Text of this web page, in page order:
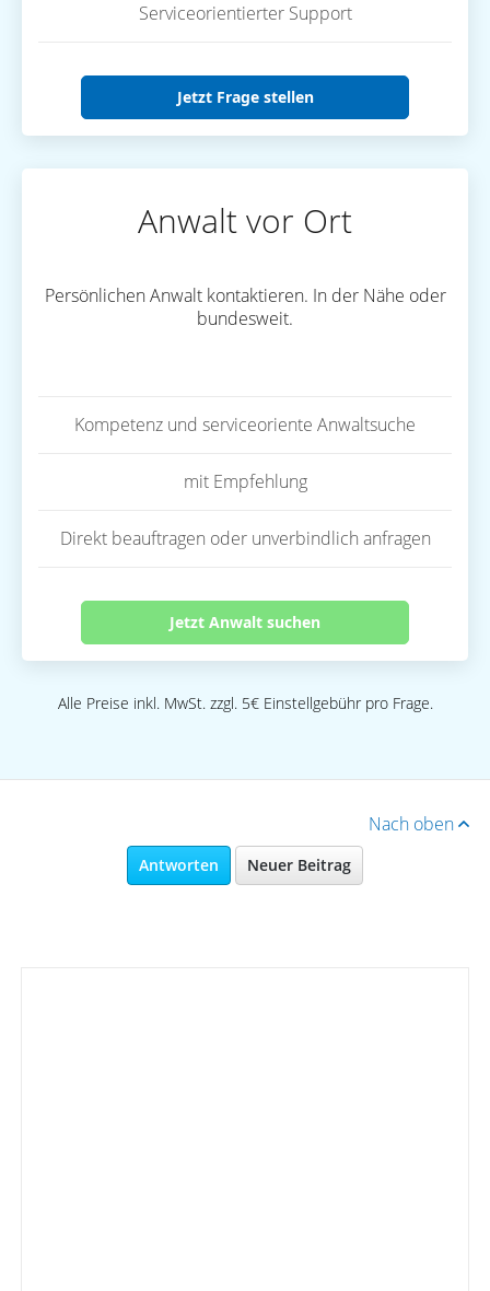
Serviceorientierter Support
Jetzt Frage stellen
Anwalt vor Ort
Persönlichen Anwalt kontaktieren. In der Nähe oder
bundesweit.
Kompetenz und serviceoriente Anwaltsuche
mit Empfehlung
Direkt beauftragen oder unverbindlich anfragen
Jetzt Anwalt suchen
Alle Preise inkl. MwSt. zzgl. 5€ Einstellgebühr pro Frage.
Nach oben
Antworten Neuer Beitrag